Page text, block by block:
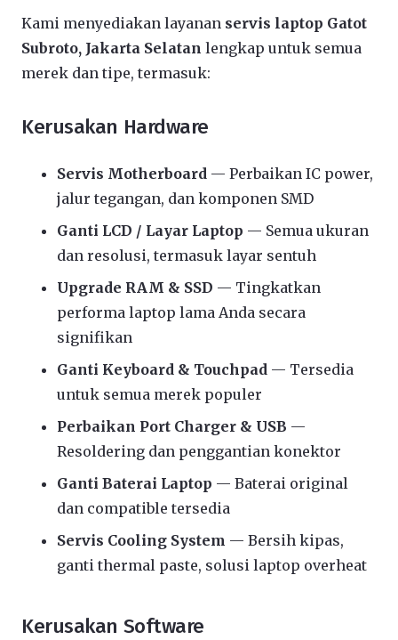
Kami menyediakan layanan servis laptop Gatot
Subroto, Jakarta Selatan lengkap untuk semua
merek dan tipe, termasuk:
Kerusakan Hardware
Servis Motherboard — Perbaikan IC power,
jalur tegangan, dan komponen SMD
Ganti LCD / Layar Laptop — Semua ukuran
dan resolusi, termasuk layar sentuh
Upgrade RAM & SSD — Tingkatkan
performa laptop lama Anda secara
signifikan
Ganti Keyboard & Touchpad — Tersedia
untuk semua merek populer
Perbaikan Port Charger & USB —
Resoldering dan penggantian konektor
Ganti Baterai Laptop — Baterai original
dan compatible tersedia
Servis Cooling System — Bersih kipas,
ganti thermal paste, solusi laptop overheat
Kerusakan Software